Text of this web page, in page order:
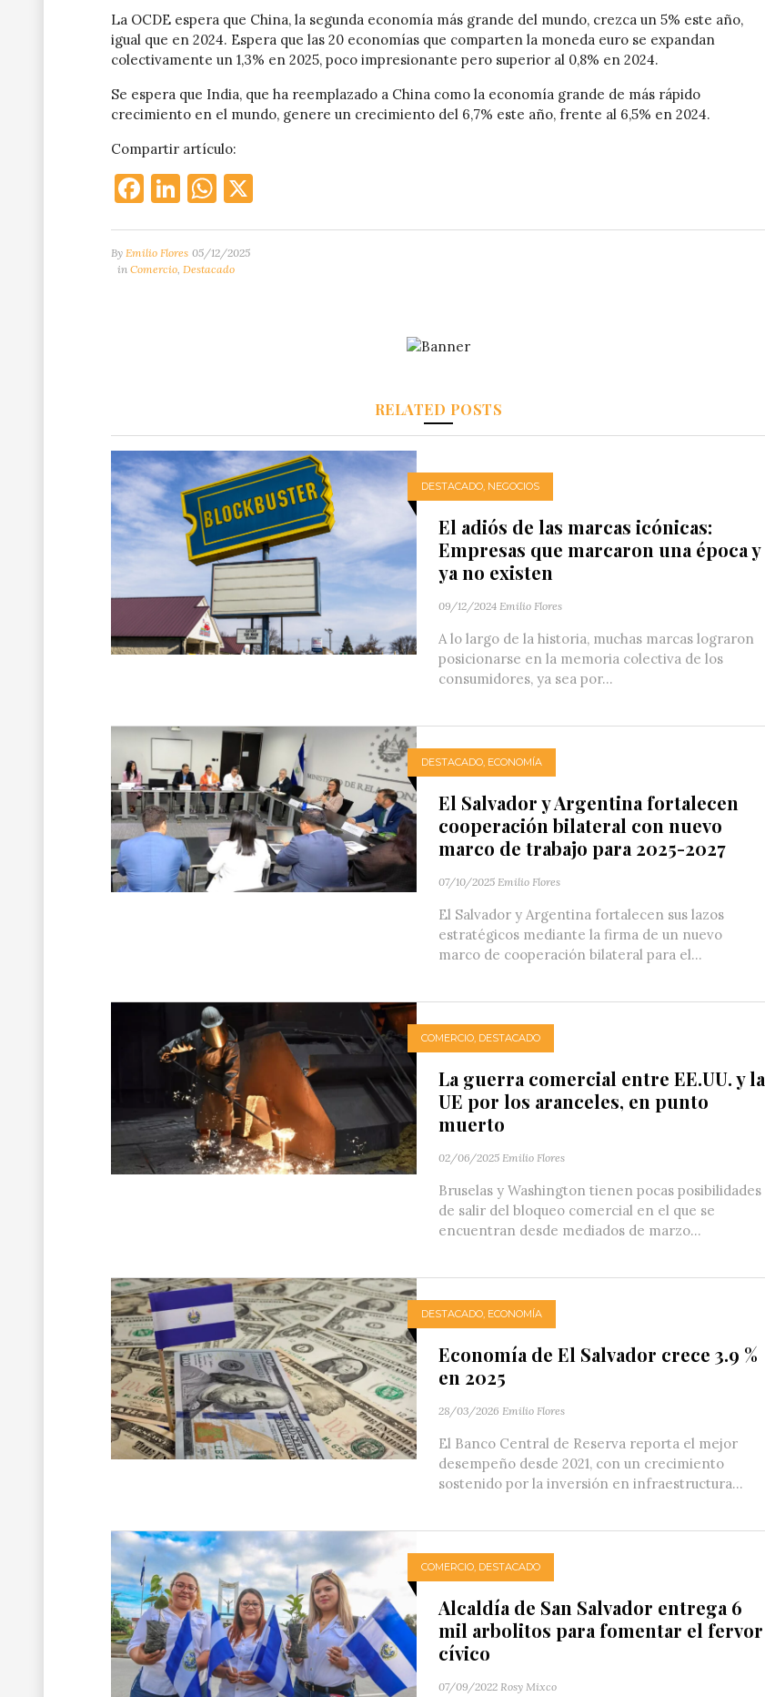
La OCDE espera que China, la segunda economía más grande del mundo, crezca un 5% este año,
igual que en 2024. Espera que las 20 economías que comparten la moneda euro se expandan
colectivamente un 1,3% en 2025, poco impresionante pero superior al 0,8% en 2024.
Se espera que India, que ha reemplazado a China como la economía grande de más rápido
crecimiento en el mundo, genere un crecimiento del 6,7% este año, frente al 6,5% en 2024.
Compartir artículo:
Facebook
LinkedIn
WhatsApp
By Emilio Flores 05/12/2025
in Comercio Destacado
RELATED POSTS
DESTACADO, NEGOCIOS
El adiós de las marcas icónicas:
Empresas que marcaron una época y
ya no existen
09/12/2024 Emilio Flores
A lo largo de la historia, muchas marcas lograron
posicionarse en la memoria colectiva de los
consumidores, ya sea por...
DESTACADO, ECONOMÍA
El Salvador y Argentina fortalecen
cooperación bilateral con nuevo
marco de trabajo para 2025-2027
07/10/2025 Emilio Flores
El Salvador y Argentina fortalecen sus lazos
estratégicos mediante la firma de un nuevo
marco de cooperación bilateral para el...
COMERCIO, DESTACADO
La guerra comercial entre EE.UU. y la
UE por los aranceles, en punto
muerto
02/06/2025 Emilio Flores
Bruselas y Washington tienen pocas posibilidades
de salir del bloqueo comercial en el que se
encuentran desde mediados de marzo...
DESTACADO, ECONOMÍA
Economía de El Salvador crece 3.9 %
en 2025
28/03/2026 Emilio Flores
El Banco Central de Reserva reporta el mejor
desempeño desde 2021, con un crecimiento
sostenido por la inversión en infraestructura...
COMERCIO, DESTACADO
Alcaldía de San Salvador entrega 6
mil arbolitos para fomentar el fervor
cívico
07/09/2022 Rosy Mixco